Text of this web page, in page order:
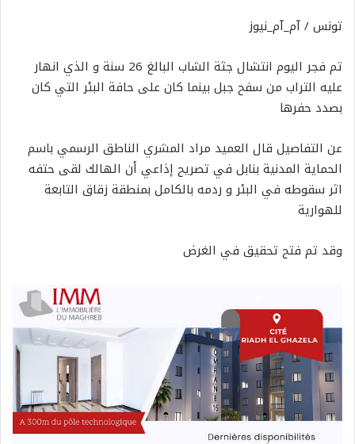
تونس / آم_آم_نيوز
تم فجر اليوم انتشال جثة الشاب البالغ 26 سنة و الذي انهار
عليه التراب من سفح جبل بينما كان على حافة البئر التي كان
بصدد حفرها
عن التفاصيل قال العميد مراد المشري الناطق الرسمي باسم
الحماية المدنية بنابل في تصريح إذاعي أن الهالك لقى حتفه
اثر سقوطه في البئر و ردمه بالكامل بمنطقة زقاق التابعة
للهوارية
وقد تم فتح تحقيق في الغرض